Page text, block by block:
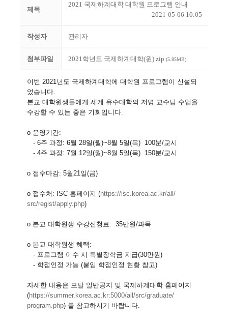
제목
2021 국제하계대학 대학원 프로그램 안내
2021-05-06 10:05
작성자 관리자
첨부파일 2021학년도 국제하계대학(원).zip (5.85MB)
이번 2021년도 국제하계대학에 대학원 프로그램이 신설되
었습니다.
본교 대학원생들에게 세계 유수대학의 저명 교수님 수업을
수강할 수 있는 좋은 기회입니다.
o 운영기간:
- 6주 과정: 6월 28일(월)~8월 5일(목) 100분/교시
- 4주 과정: 7월 12일(월)~8월 5일(목) 150분/교시
o 접수마감: 5월21일(금)
o 접수처: ISC 홈페이지 (https://isc.korea.ac.kr/all/
src/regist/apply.php)
o 본교 대학원생 수강신청료: 35만원/과목
o 본교 대학원생 혜택:
- 프로그램 이수 시 특별장학금 지급(30만원)
- 학점인정 가능 (붙임 학점인정 현황 참고)
자세한 내용은 포탈 일반공지 및 국제하계대학 홈페이지
(https://summer.korea.ac. kr:5000/all/src/graduate/
program.php) 를 참고하시기 바랍니다.